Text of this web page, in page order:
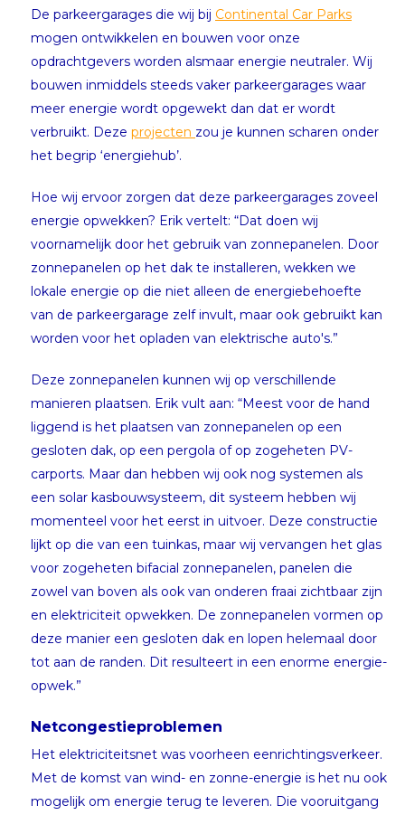
De parkeergarages die wij bij Continental Car Parks
mogen ontwikkelen en bouwen voor onze
opdrachtgevers worden alsmaar energie neutraler. Wij
bouwen inmiddels steeds vaker parkeergarages waar
meer energie wordt opgewekt dan dat er wordt
verbruikt. Deze projecten zou je kunnen scharen onder
het begrip ‘energiehub’.
Hoe wij ervoor zorgen dat deze parkeergarages zoveel
energie opwekken? Erik vertelt: “Dat doen wij
voornamelijk door het gebruik van zonnepanelen. Door
zonnepanelen op het dak te installeren, wekken we
lokale energie op die niet alleen de energiebehoefte
van de parkeergarage zelf invult, maar ook gebruikt kan
worden voor het opladen van elektrische auto's.”
Deze zonnepanelen kunnen wij op verschillende
manieren plaatsen. Erik vult aan: “Meest voor de hand
liggend is het plaatsen van zonnepanelen op een
gesloten dak, op een pergola of op zogeheten PV-
carports. Maar dan hebben wij ook nog systemen als
een solar kasbouwsysteem, dit systeem hebben wij
momenteel voor het eerst in uitvoer. Deze constructie
lijkt op die van een tuinkas, maar wij vervangen het glas
voor zogeheten bifacial zonnepanelen, panelen die
zowel van boven als ook van onderen fraai zichtbaar zijn
en elektriciteit opwekken. De zonnepanelen vormen op
deze manier een gesloten dak en lopen helemaal door
tot aan de randen. Dit resulteert in een enorme energie-
opwek.”
Netcongestieproblemen
Het elektriciteitsnet was voorheen eenrichtingsverkeer.
Met de komst van wind- en zonne-energie is het nu ook
mogelijk om energie terug te leveren. Die vooruitgang